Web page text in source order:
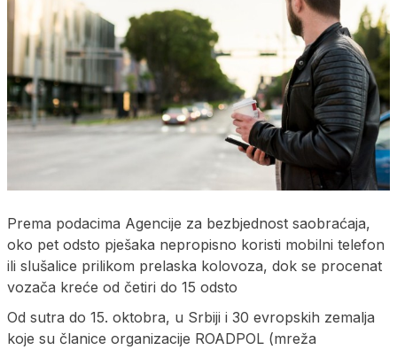
Prema podacima Agencije za bezbjednost saobraćaja,
oko pet odsto pješaka nepropisno koristi mobilni telefon
ili slušalice prilikom prelaska kolovoza, dok se procenat
vozača kreće od četiri do 15 odsto
Od sutra do 15. oktobra, u Srbiji i 30 evropskih zemalja
koje su članice organizacije ROADPOL (mreža